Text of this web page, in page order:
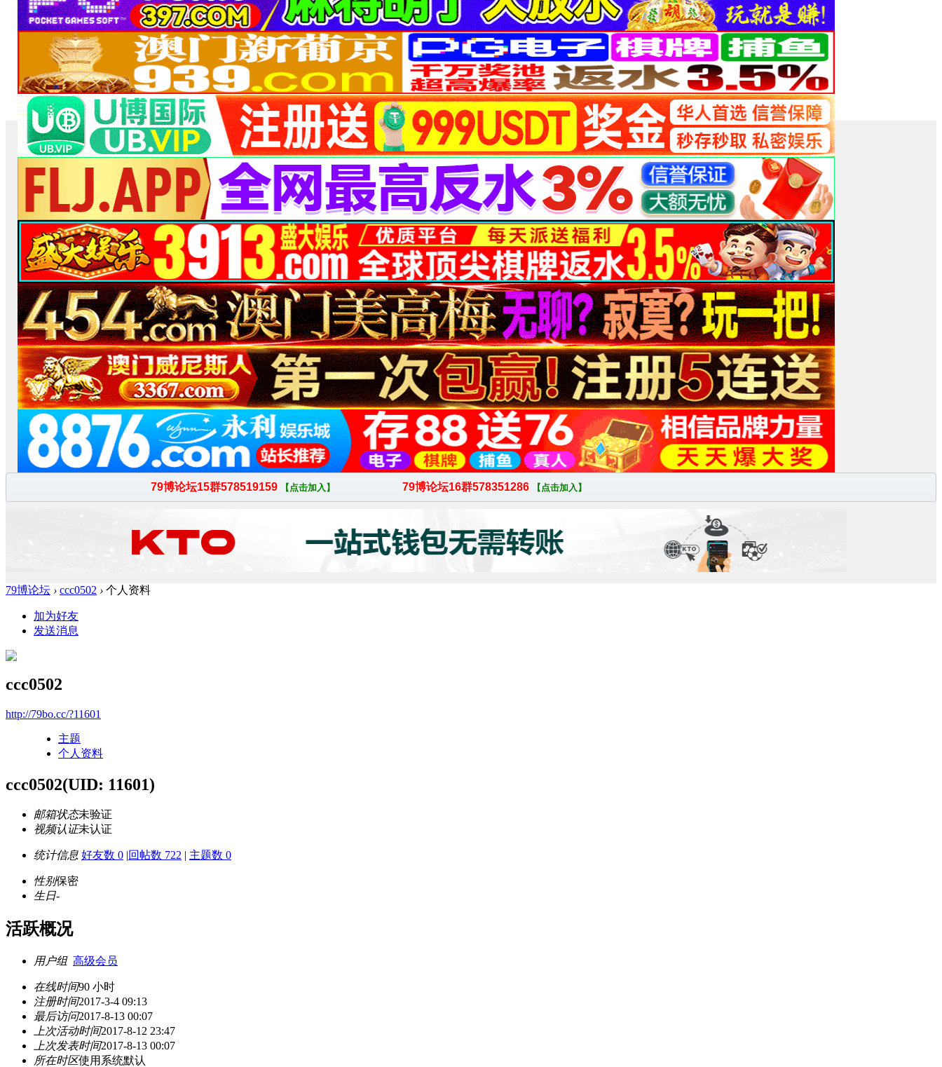
79博论坛 › ccc0502 › 个人资料
加为好友
发送消息
ccc0502
http://79bo.cc/?11601
主题
个人资料
ccc0502(UID: 11601)
邮箱状态未验证
视频认证未认证
统计信息 好友数 0 |回帖数 722 | 主题数 0
性别保密
生日-
活跃概况
用户组 高级会员
在线时间90 小时
注册时间2017-3-4 09:13
最后访问2017-8-13 00:07
上次活动时间2017-8-12 23:47
上次发表时间2017-8-13 00:07
所在时区使用系统默认